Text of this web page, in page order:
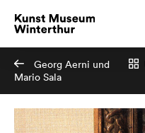
Georg Aerni und
Mario Sala